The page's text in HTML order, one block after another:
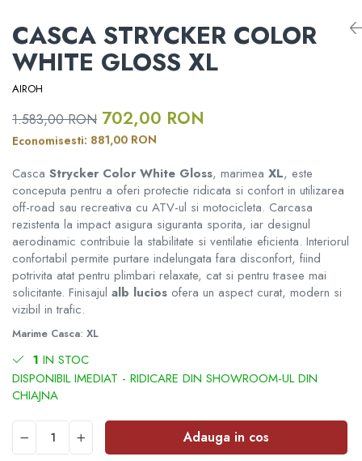
ATV CFMOTO X10
MODEL ATV GOES
GOES 400S
GOES 400L
GOES 500L
GOES 1000
MODEL ATV CAN-AM
Can-Am Outlander
Borseta
Rucsac
Sosete
Armura
ECHIPAMENTE MOTO
Ochelari
Manusi
DISTANTIERE ROTI ATV
APARATORI MAINI ATV
PORTBAGAJE SI SUPORTURI
BAGAJE
ACCESORII ELECTRONICE ATV /
SSV
ACCESORII MONTAJ ELECTRONICE
TOBE SPORT ATV / UTV
ACCESORII MOTO
SUPORT SKIJET
ACCESORII ATV
ATV CFMOTO X10 1000 MUD
Formular returnare produs /
Cerere retragere din contract
CASCA STRYCKER COLOR
WHITE GLOSS XL
AIROH
1.583,00 RON 702,00 RON
Economisesti: 881,00 RON
Casca Strycker Color White Gloss, marimea XL, este
conceputa pentru a oferi protectie ridicata si confort in utilizarea
off-road sau recreativa cu ATV-ul si motocicleta. Carcasa
rezistenta la impact asigura siguranta sporita, iar designul
aerodinamic contribuie la stabilitate si ventilatie eficienta. Interiorul
confortabil permite purtare indelungata fara disconfort, fiind
potrivita atat pentru plimbari relaxate, cat si pentru trasee mai
solicitante. Finisajul alb lucios ofera un aspect curat, modern si
vizibil in trafic.
Marime Casca: XL
1 IN STOC
Adauga in cos